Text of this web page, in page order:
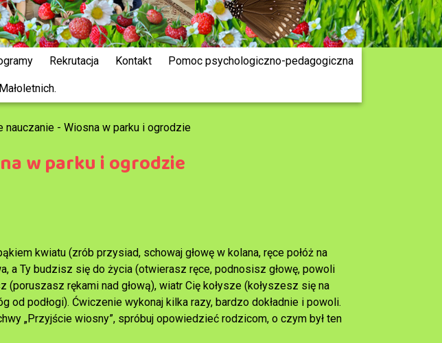
Rekrutacja Kontakt Pomoc psychologiczno-pedagogiczna
nauczanie - Wiosna w parku i ogrodzie
w parku i ogrodzie
kwiatu (zrób przysiad, schowaj głowę w kolana, ręce połóż na
a Ty budzisz się do życia (otwierasz ręce, podnosisz głowę, powoli
rękami nad głową), wiatr Cię kołysze (kołyszesz się na
od podłogi). Ćwiczenie wykonaj kilka razy, bardzo dokładnie i powoli.
„Przyjście wiosny”, spróbuj opowiedzieć rodzicom, o czym był ten